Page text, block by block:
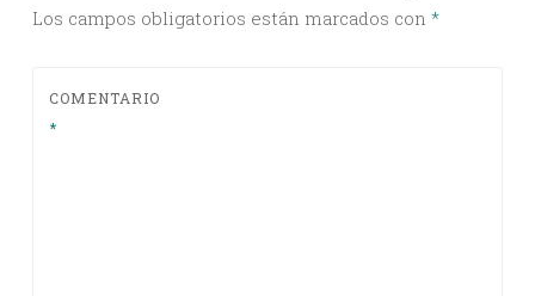
Los campos obligatorios están marcados con *
COMENTARIO
*